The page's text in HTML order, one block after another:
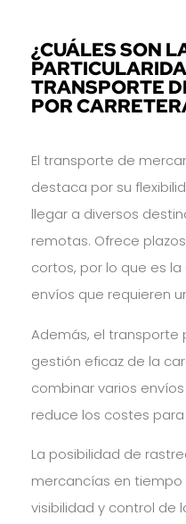
¿CUÁLES SON
TRANSPORTE
POR
El transporte de
destaca por su
llegar a diversos
remotas. Ofrece
cortos, por lo que es
envíos que requieren
Además, el transporte
gestión eficaz de la
combinar varios
reduce los costes
La posibilidad de
mercancías en
visibilidad y control de